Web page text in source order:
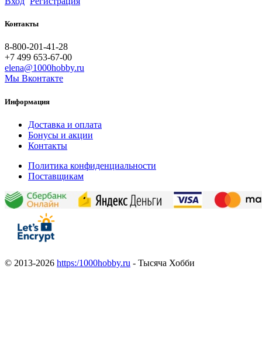
Контакты
8-800-201-41-28
+7 499 653-67-00
elena@1000hobby.ru
Мы Вконтакте
Информация
Доставка и оплата
Бонусы и акции
Контакты
Политика конфиденциальности
Поставщикам
© 2013-2026 https:/1000hobby.ru - Тысяча Хобби